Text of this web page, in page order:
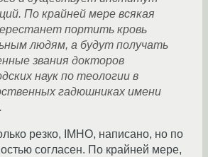
По крайней мере всякая
портить кровь
людям, а будут получать
звания докторов
наук по теологии в
гадюшниках имени
резко, IMHO, написано, но по
согласен. По крайней мере,